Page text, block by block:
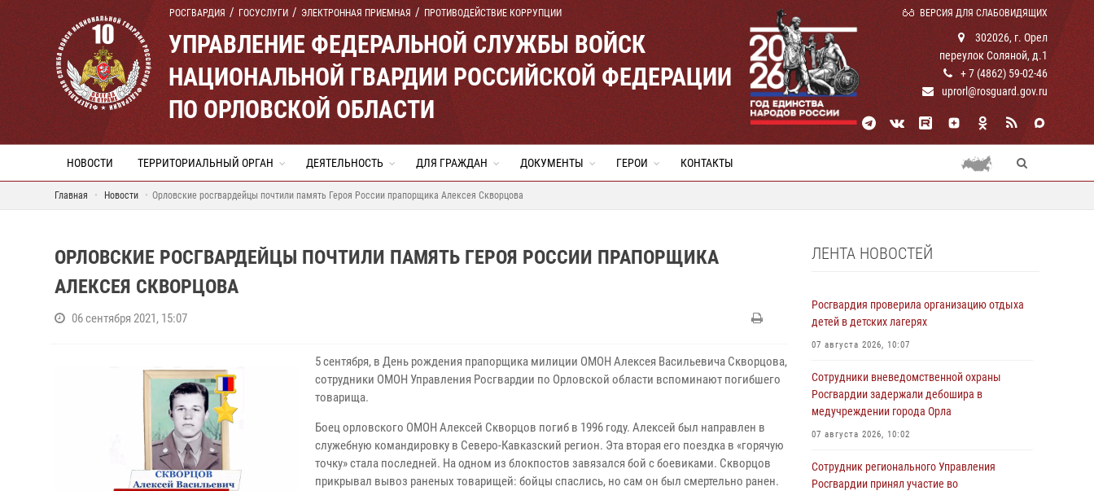
РОСГВАРДИЯ ГОСУСЛУГИ ЭЛЕКТРОННАЯ ПРИЕМНАЯ ПРОТИВОДЕЙСТВИЕ КОРРУПЦИИ ВЕРСИЯ ДЛЯ СЛАБОВИДЯЩИХ
УПРАВЛЕНИЕ ФЕДЕРАЛЬНОЙ СЛУЖБЫ ВОЙСК
НАЦИОНАЛЬНОЙ ГВАРДИИ РОССИЙСКОЙ ФЕДЕРАЦИИ
ПО ОРЛОВСКОЙ ОБЛАСТИ
302026, г. Орел
переулок Соляной, д.1
+ 7 (4862) 59-02-46
uprorl@rosguard.gov.ru
НОВОСТИ ТЕРРИТОРИАЛЬНЫЙ ОРГАН ДЕЯТЕЛЬНОСТЬ ДЛЯ ГРАЖДАН ДОКУМЕНТЫ ГЕРОИ КОНТАКТЫ
Главная Новости Орловские росгвардейцы почтили память Героя России прапорщика Алексея Скворцова
ОРЛОВСКИЕ РОСГВАРДЕЙЦЫ ПОЧТИЛИ ПАМЯТЬ ГЕРОЯ РОССИИ ПРАПОРЩИКА
АЛЕКСЕЯ СКВОРЦОВА
06 сентября 2021, 15:07
5 сентября, в День рождения прапорщика милиции ОМОН Алексея Васильевича Скворцова,
сотрудники ОМОН Управления Росгвардии по Орловской области вспоминают погибшего
товарища.
Боец орловского ОМОН Алексей Скворцов погиб в 1996 году. Алексей был направлен в
служебную командировку в Северо-Кавказский регион. Эта вторая его поездка в «горячую
точку» стала последней. На одном из блокпостов завязался бой с боевиками. Скворцов
прикрывал вывоз раненых товарищей: бойцы спаслись, но сам он был смертельно ранен.
ЛЕНТА НОВОСТЕЙ
Росгвардия проверила организацию отдыха
детей в детских лагерях
07 августа 2026, 10:07
Сотрудники вневедомственной охраны
Росгвардии задержали дебошира в
медучреждении города Орла
07 августа 2026, 10:02
Сотрудник регионального Управления
Росгвардии принял участие во